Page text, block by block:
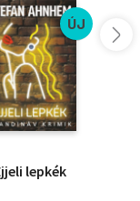
ÚJ
lepkék